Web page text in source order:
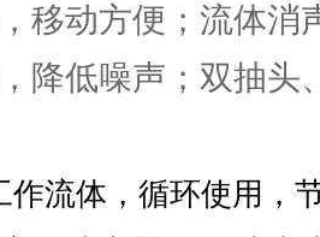
移动方便；流体消
降低噪声；双抽头
作流体，循环使用，